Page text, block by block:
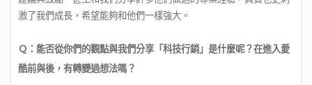
激了我們成長，希望能夠和他們一樣強大。
Ｑ：能否從你們的觀點與我們分享「科技行銷」是什麼呢？在進入愛
酷前與後，有轉變過想法嗎？